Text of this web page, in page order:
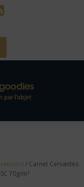
/ Carnet Cervantes
70g/m²